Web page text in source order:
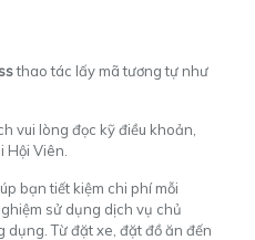
thao tác lấy mã tương tự như
vui lòng đọc kỹ điều khoản,
Hội Viên.
bạn tiết kiệm chi phí mỗi
sử dụng dịch vụ chủ
Từ đặt xe, đặt đồ ăn đến